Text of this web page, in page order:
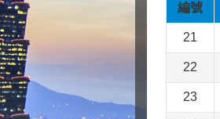
編號
21
22
23